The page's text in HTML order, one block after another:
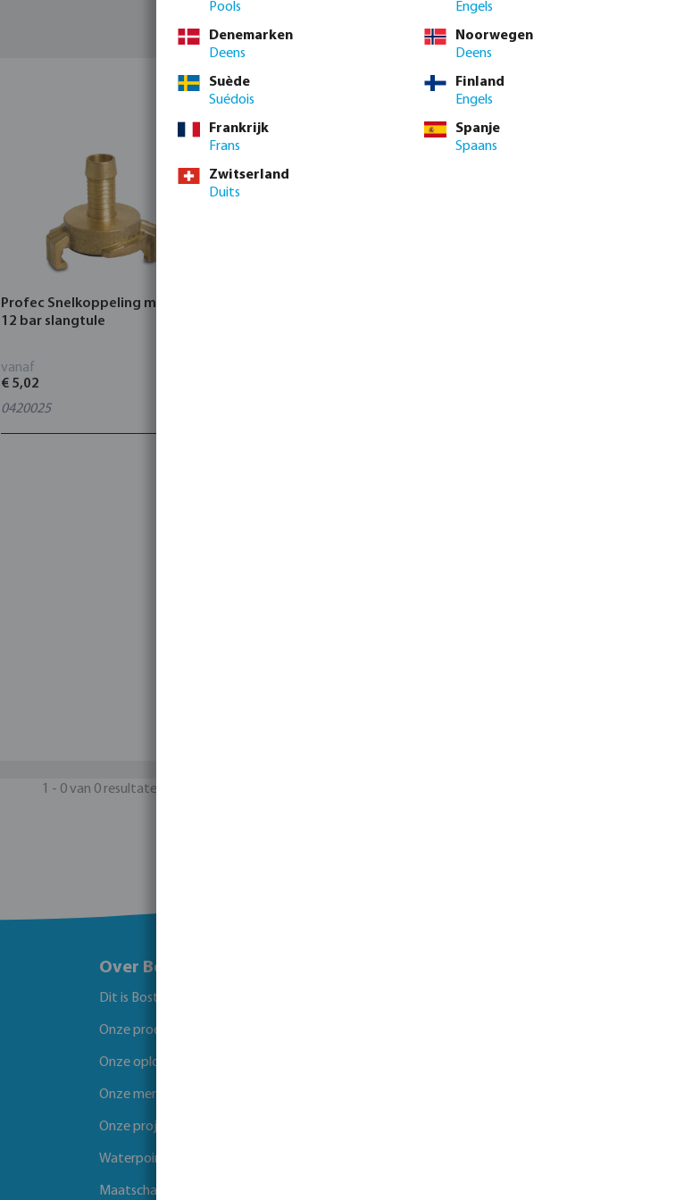
Profec Snelkoppeling messing
12 bar slangtule
vanaf
€ 5,02
0420025
1 - 0 van 0 resultaten
Over Bosta
Dit is Bosta
Onze producten
Onze oplossingen
Onze merken
Onze projecten
Waterpoints
Maatschappelijk verantwoord ondernemen
Pools
Engels
Denemarken
Deens
Noorwegen
Deens
Suède
Suédois
Finland
Engels
Frankrijk
Frans
Spanje
Spaans
Zwitserland
Duits